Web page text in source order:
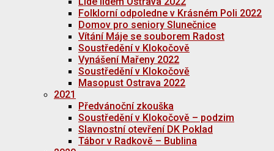
Folklorní odpoledne v Krásném Poli 2022
Domov pro seniory Slunečnice
Vítání Máje se souborem Radost
Soustředění v Klokočově
Vynášení Mařeny 2022
Soustředění v Klokočově
Masopust Ostrava 2022
2021
Předvánoční zkouška
Soustředění v Klokočově – podzim
Slavnostní otevření DK Poklad
Tábor v Radkově – Bublina